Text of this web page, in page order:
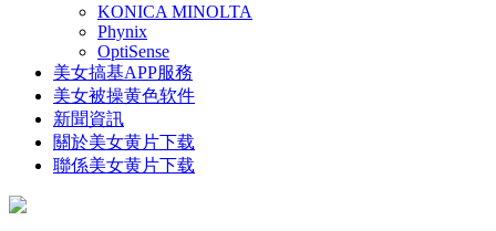
KONICA MINOLTA
Phynix
OptiSense
美女搞基APP服務
美女被操黄色软件
新聞資訊
關於美女黄片下载
聯係美女黄片下载